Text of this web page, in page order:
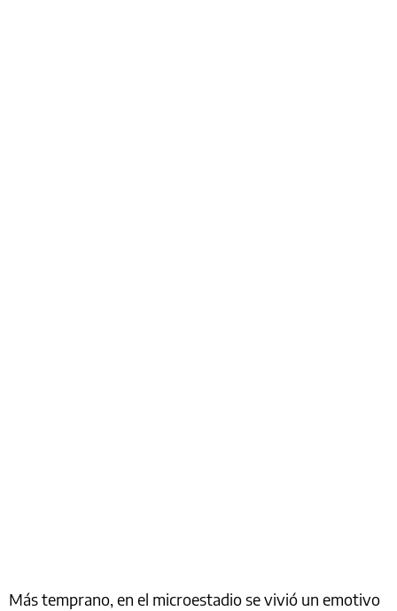
Más temprano, en el microestadio se vivió un emotivo